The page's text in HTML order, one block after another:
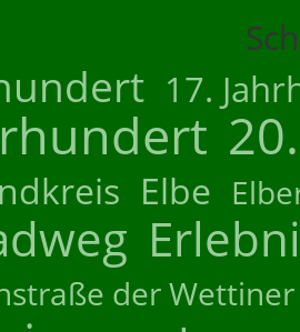
17.
Elbe
der Wettiner